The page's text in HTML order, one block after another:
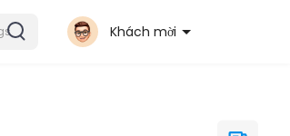
Khách mời